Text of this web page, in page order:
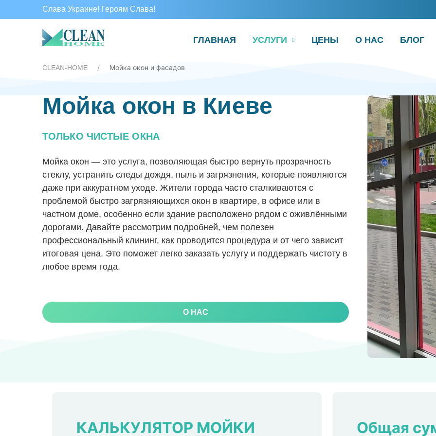
Слава Украине! Героям Слава!
ГЛАВНАЯ УСЛУГИ ЦЕНЫ О НАС БЛОГ
CLEAN-HOME Мойка окон и фасадов
Мойка окон в Киеве
ТОЛЬКО ЧИСТЫЕ ОКНА
Мойка окон — это услуга, позволяющая быстро вернуть прозрачность
стеклу, устранить следы дождя, пыль и загрязнения, которые появляются
даже при аккуратном уходе. Жители города часто сталкиваются с
проблемой быстро загрязняющихся окон в квартире, в офисе или в
частном доме, особенно если здание расположено рядом с оживлёнными
дорогами. Давайте рассмотрим подробней, чем полезен
профессиональный клининг, как проводится процедура и от чего зависит
итоговая цена. Это поможет легко заказать услугу и поддержать чистоту в
любое время года.
О НАС
КАЛЬКУЛЯТОР МОЙКИ Общая